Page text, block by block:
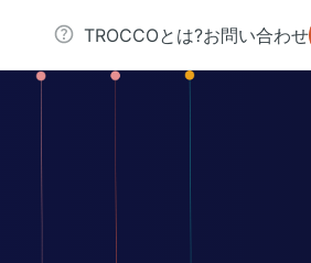
TROCCOとは?お問い合わせ